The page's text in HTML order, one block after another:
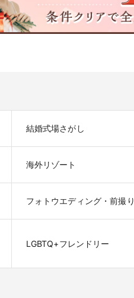
結婚式場さがし
海外リゾート
フォトウエディング・前撮り
LGBTQ+フレンドリー